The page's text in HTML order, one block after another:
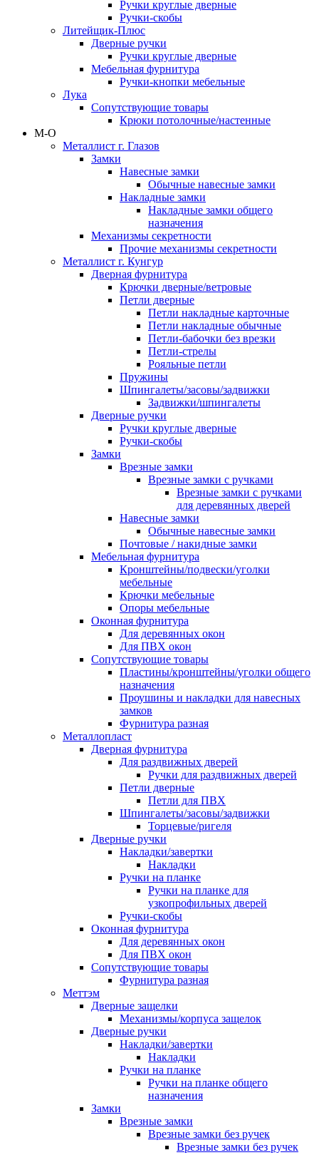
Ручки круглые дверные
Ручки-скобы
Литейщик-Плюс
Дверные ручки
Ручки круглые дверные
Мебельная фурнитура
Ручки-кнопки мебельные
Лука
Сопутствующие товары
Крюки потолочные/настенные
М-О
Металлист г. Глазов
Замки
Навесные замки
Обычные навесные замки
Накладные замки
Накладные замки общего
назначения
Механизмы секретности
Прочие механизмы секретности
Металлист г. Кунгур
Дверная фурнитура
Крючки дверные/ветровые
Петли дверные
Петли накладные карточные
Петли накладные обычные
Петли-бабочки без врезки
Петли-стрелы
Рояльные петли
Пружины
Шпингалеты/засовы/задвижки
Задвижки/шпингалеты
Дверные ручки
Ручки круглые дверные
Ручки-скобы
Замки
Врезные замки
Врезные замки с ручками
Врезные замки с ручками
для деревянных дверей
Навесные замки
Обычные навесные замки
Почтовые / накидные замки
Мебельная фурнитура
Кронштейны/подвески/уголки
мебельные
Крючки мебельные
Опоры мебельные
Оконная фурнитура
Для деревянных окон
Для ПВХ окон
Сопутствующие товары
Пластины/кронштейны/уголки общего
назначения
Проушины и накладки для навесных
замков
Фурнитура разная
Металлопласт
Дверная фурнитура
Для раздвижных дверей
Ручки для раздвижных дверей
Петли дверные
Петли для ПВХ
Шпингалеты/засовы/задвижки
Торцевые/ригеля
Дверные ручки
Накладки/завертки
Накладки
Ручки на планке
Ручки на планке для
узкопрофильных дверей
Ручки-скобы
Оконная фурнитура
Для деревянных окон
Для ПВХ окон
Сопутствующие товары
Фурнитура разная
Меттэм
Дверные защелки
Механизмы/корпуса защелок
Дверные ручки
Накладки/завертки
Накладки
Ручки на планке
Ручки на планке общего
назначения
Замки
Врезные замки
Врезные замки без ручек
Врезные замки без ручек